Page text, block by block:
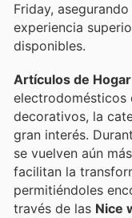
Friday,
experiencia
disponibles.
Artículos de
electrodomésticos
decorativos, la
gran interés.
se vuelven aún
facilitan la
permitiéndoles
través de las Nice